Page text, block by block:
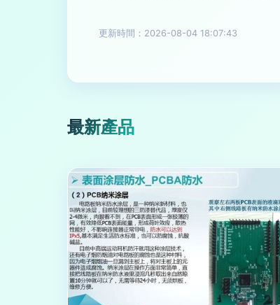
更新時間：2026-08-04 18:07:43
最新產品